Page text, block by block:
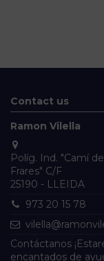
Contact us
Ramon Vilella
Políg. Ind. "Camí
Frares" C/F
25190 - LLEIDA
973 20 15 78
Contáctanos
encantados de